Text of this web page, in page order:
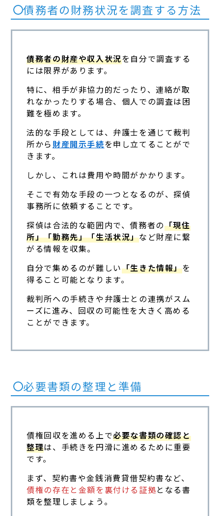
債務者の財務状況を調査する方法
債務者の財産や収入状況を自分で調査する
には限界があります。
特に、相手が非協力的だったり、連絡が取
れなかったりする場合、個人での調査は困
難を極めます。
法的な手段としては、弁護士を通じて裁判
所から 財産開示手続を申し立てることがで
きます。
しかし、これは費用や時間がかかります。
そこで有効な手段の一つとなるのが、探偵
事務所に依頼することです。
探偵は合法的な範囲内で、債務者の「現住
所」「勤務先」「生活状況」など財産に繋
がる情報を収集。
自分で集めるのが難しい「生きた情報」を
得ること可能となります。
裁判所への手続きや弁護士との連携がスム
ーズに進み、回収の可能性を大きく高める
ことができます。
必要書類の整理と準備
債権回収を進める上で必要な書類の確認と
整理は、手続きを円滑に進めるために重要
です。
まず、契約書や金銭消費貸借契約書など、
債権の存在と金額を裏付ける証拠となる書
類を整理しましょう。